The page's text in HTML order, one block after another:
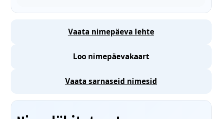
Vaata nimepäeva lehte
Loo nimepäevakaart
Vaata sarnaseid nimesid